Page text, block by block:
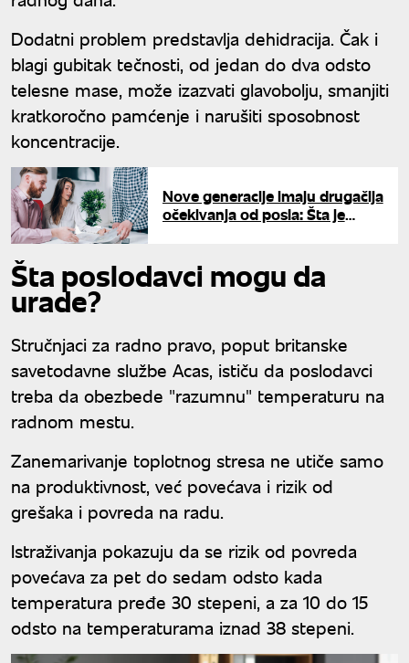
Dodatni problem predstavlja dehidracija. Čak i
blagi gubitak tečnosti, od jedan do dva odsto
telesne mase, može izazvati glavobolju, smanjiti
kratkoročno pamćenje i narušiti sposobnost
koncentracije.
Nove generacije imaju drugačija
očekivanja od posla: Šta je
Šta poslodavci mogu da
urade?
Stručnjaci za radno pravo, poput britanske
savetodavne službe Acas, ističu da poslodavci
treba da obezbede "razumnu" temperaturu na
radnom mestu.
Zanemarivanje toplotnog stresa ne utiče samo
na produktivnost, već povećava i rizik od
grešaka i povreda na radu.
Istraživanja pokazuju da se rizik od povreda
povećava za pet do sedam odsto kada
temperatura pređe 30 stepeni, a za 10 do 15
odsto na temperaturama iznad 38 stepeni.